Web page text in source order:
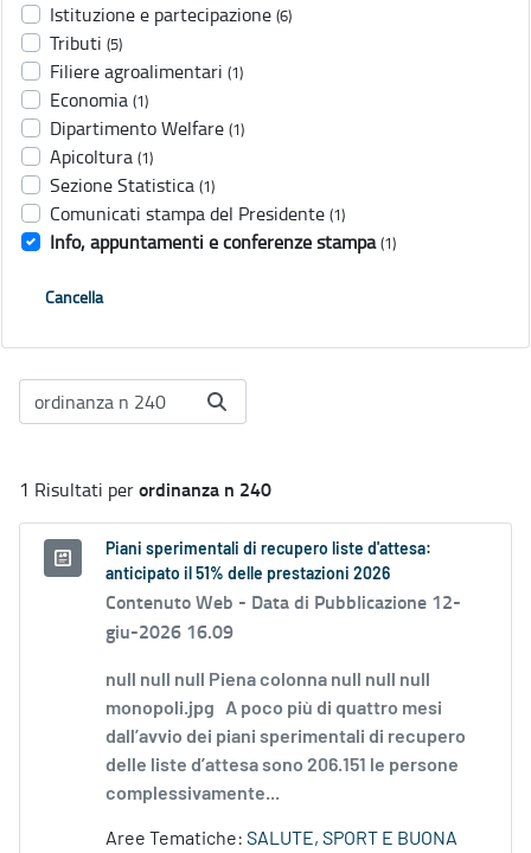
Istituzione e partecipazione (6)
Tributi (5)
Filiere agroalimentari (1)
Economia (1)
Dipartimento Welfare (1)
Apicoltura (1)
Sezione Statistica (1)
Comunicati stampa del Presidente (1)
Info, appuntamenti e conferenze stampa (1)
Cancella
1 Risultati perordinanza n 240
Piani sperimentali di recupero liste d'attesa:
anticipato il 51% delle prestazioni 2026
Contenuto Web - Data di Pubblicazione 12-
giu-2026 16.09
null null null Piena colonna null null null
monopoli.jpg A poco più di quattro mesi
dall’avvio dei piani sperimentali di recupero
delle liste d’attesa sono 206.151 le persone
complessivamente...
Aree Tematiche: SALUTE, SPORT E BUONA